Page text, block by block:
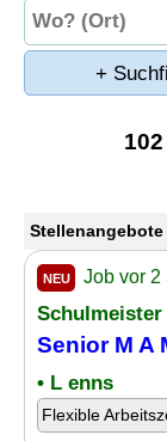
+
NEU Job vor 2
Schulmeister
Senior M A
• L enns
Flexible